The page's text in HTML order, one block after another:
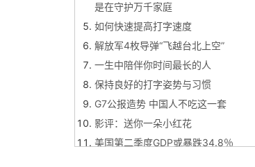
是在守护万千家庭
如何快速提高打字速度
解放军4枚导弹“飞越台北上空”
一生中陪伴你时间最长的人
保持良好的打字姿势与习惯
G7公报造势 中国人不吃这一套
影评：送你一朵小红花
美国第二季度GDP或暴跌34.8％